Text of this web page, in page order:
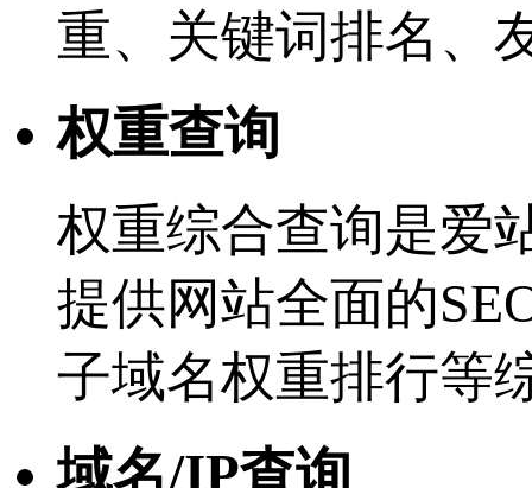
重、关键词排名、
权重查询
权重综合查询是爱
提供网站全面的
子域名权重排行等
域名/IP查询